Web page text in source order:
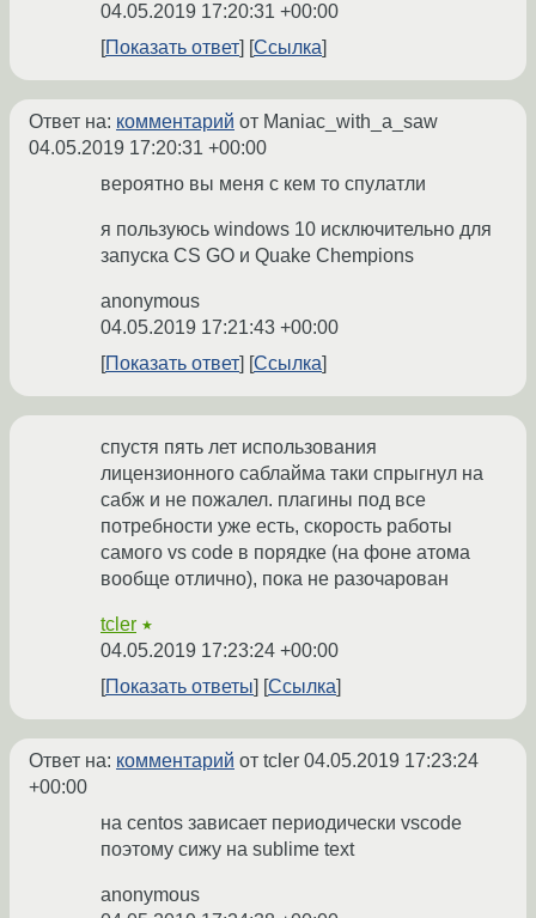
04.05.2019 17:20:31 +00:00
Показать ответ
Ссылка
Ответ на: комментарий от Maniac_with_a_saw
04.05.2019 17:20:31 +00:00
вероятно вы меня с кем то спулатли
я пользуюсь windows 10 исключительно для
запуска CS GO и Quake Chempions
anonymous
04.05.2019 17:21:43 +00:00
Показать ответ
Ссылка
спустя пять лет использования
лицензионного саблайма таки спрыгнул на
сабж и не пожалел. плагины под все
потребности уже есть, скорость работы
самого vs code в порядке (на фоне атома
вообще отлично), пока не разочарован
tcler ★
04.05.2019 17:23:24 +00:00
Показать ответы
Ссылка
Ответ на: комментарий от tcler 04.05.2019 17:23:24
+00:00
на centos зависает периодически vscode
поэтому сижу на sublime text
anonymous